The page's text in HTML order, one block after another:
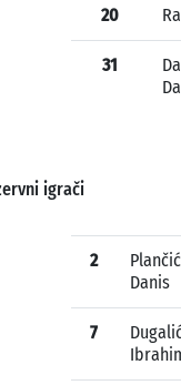
20
31
igrači
2
Plančić
Danis
7